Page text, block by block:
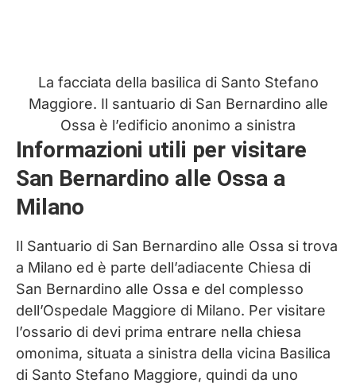
La facciata della basilica di Santo Stefano
Maggiore. Il santuario di San Bernardino alle
Ossa è l’edificio anonimo a sinistra
Informazioni utili per visitare
San Bernardino alle Ossa a
Milano
Il Santuario di San Bernardino alle Ossa si trova
a Milano ed è parte dell’adiacente Chiesa di
San Bernardino alle Ossa e del complesso
dell’Ospedale Maggiore di Milano. Per visitare
l’ossario di devi prima entrare nella chiesa
omonima, situata a sinistra della vicina Basilica
di Santo Stefano Maggiore, quindi da uno